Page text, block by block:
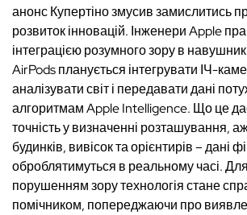
анонс Купертіно змусив замислитись
розвиток інновацій. Інженери Apple
інтеграцією розумного зору в
AirPods планується інтегрувати ІЧ-
аналізувати світ і передавати дані
алгоритмам Apple Intelligence. Що це
точність у визначенні розташування,
будинків, вивісок та орієнтирів – дані
оброблятимуться в реальному часі.
порушенням зору технологія стане
помічником, попереджаючи про